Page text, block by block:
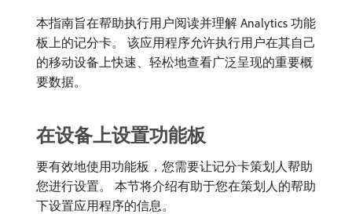
本指南旨在帮助执行用户阅读并理解 Analytics 功能
板上的记分卡。 该应用程序允许执行用户在其自己
的移动设备上快速、轻松地查看广泛呈现的重要概
要数据。
在设备上设置功能板
要有效地使用功能板，您需要让记分卡策划人帮助
您进行设置。 本节将介绍有助于您在策划人的帮助
下设置应用程序的信息。